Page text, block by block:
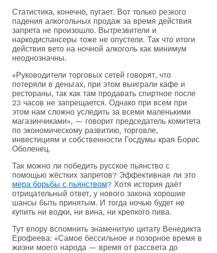
Статистика, конечно, пугает. Вот только резкого
падения алкогольных продаж за время действия
запрета не произошло. Вытрезвители и
наркодиспансеры тоже не опустели. Так что итоги
действия вето на ночной алкоголь как минимум
неоднозначны.
«Руководители торговых сетей говорят, что
потеряли в деньгах, при этом выиграли кафе и
рестораны, так как там продавать спиртное после
23 часов не запрещается. Однако при всем при
этом нам сложно уследить за всеми маленькими
магазинчиками», — говорит председатель комитета
по экономическому развитию, торговле,
инвестициям и собственности Госдумы края Борис
Оболенец.
Так можно ли победить русское пьянство с
помощью жёстких запретов? Эффективная ли это
мера борьбы с пьянством? Хотя история даёт
отрицательный ответ, у нового закона хорошие
шансы быть принятым. И тогда ночью будет не
купить ни водки, ни вина, ни крепкого пива.
Тут впору вспомнить знаменитую цитату Венедикта
Ерофеева: «Самое бессильное и позорное время в
жизни моего народа — время от рассвета до